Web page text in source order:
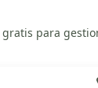
gratis para